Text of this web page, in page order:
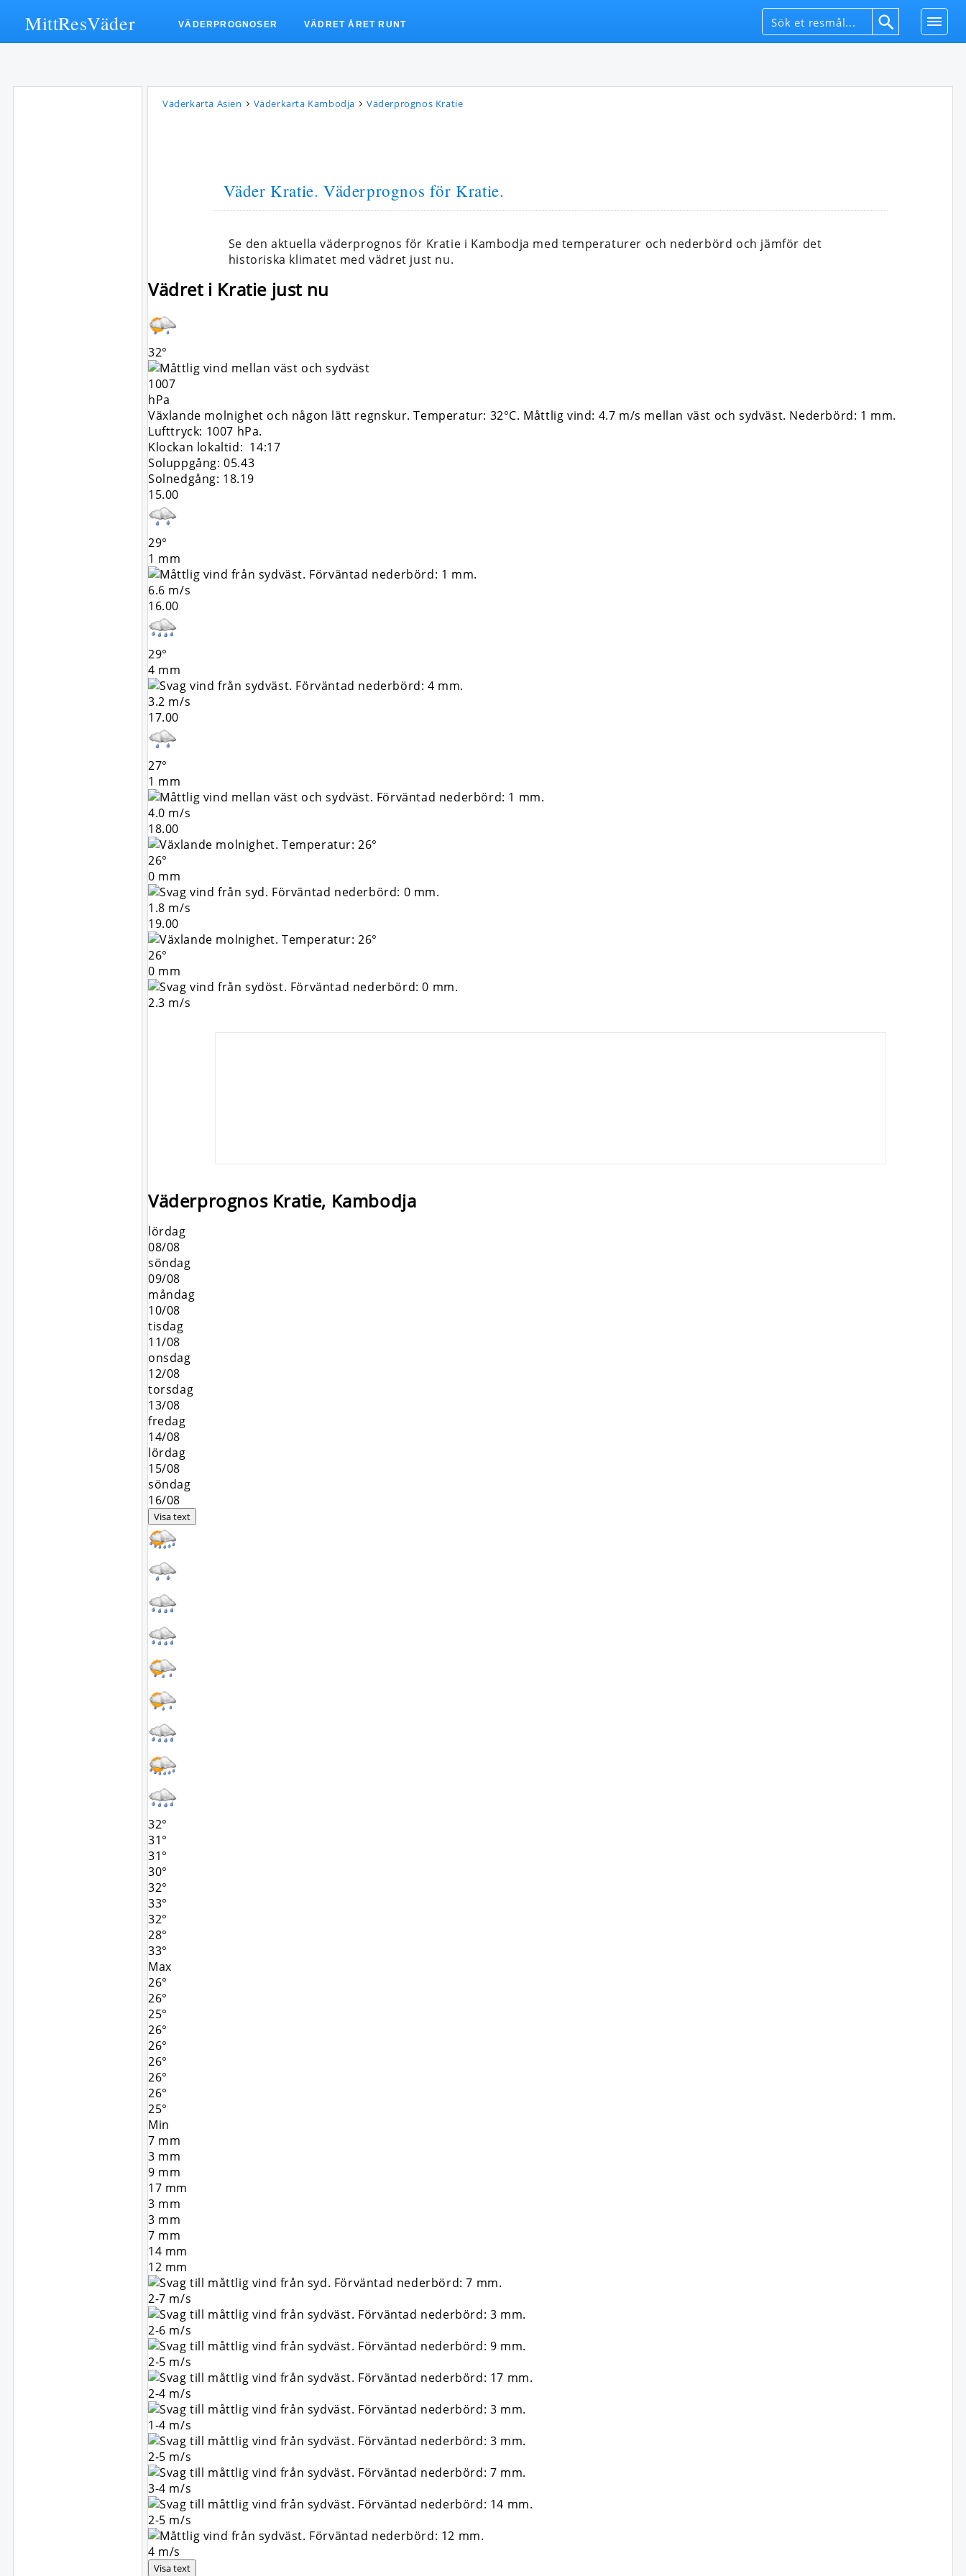
Väderkarta Asien Väderkarta Kambodja Väderprognos Kratie
Väder Kratie. Väderprognos för Kratie.
Se den aktuella väderprognos för Kratie i Kambodja med temperaturer och nederbörd och jämför det
historiska klimatet med vädret just nu.
Vädret i Kratie just nu
32°
1007
hPa
Växlande molnighet och någon lätt regnskur. Temperatur: 32°C. Måttlig vind: 4.7 m/s mellan väst och sydväst. Nederbörd: 1 mm.
Lufttryck: 1007 hPa.
Klockan lokaltid: 14:17
Soluppgång: 05.43
Solnedgång: 18.19
15.00
29°
1 mm
6.6 m/s
16.00
29°
4 mm
3.2 m/s
17.00
27°
1 mm
4.0 m/s
18.00
26°
0 mm
1.8 m/s
19.00
26°
0 mm
2.3 m/s
Väderprognos Kratie, Kambodja
lördag
08/08
söndag
09/08
måndag
10/08
tisdag
11/08
onsdag
12/08
torsdag
13/08
fredag
14/08
lördag
15/08
söndag
16/08
Visa text
32°
31°
31°
30°
32°
33°
32°
28°
33°
Max
26°
26°
25°
26°
26°
26°
26°
26°
25°
Min
7 mm
3 mm
9 mm
17 mm
3 mm
3 mm
7 mm
14 mm
12 mm
2-7 m/s
2-6 m/s
2-5 m/s
2-4 m/s
1-4 m/s
2-5 m/s
3-4 m/s
2-5 m/s
4 m/s
Visa text
MittResVäder VÄDERPROGNOSER VÄDRET ÅRET RUNT